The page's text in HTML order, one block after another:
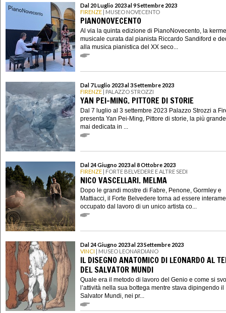
Dal 20 Luglio 2023 al 9 Settembre 2023
FIRENZE | MUSEO NOVECENTO
PIANONOVECENTO
Al via la quinta edizione di PianoNovecento, la
musicale curata dal pianista Riccardo Sandiford e
alla musica pianistica del XX seco...
Dal 7 Luglio 2023 al 3 Settembre 2023
FIRENZE | PALAZZO STROZZI
YAN PEI-MING. PITTORE DI STORIE
Dal 7 luglio al 3 settembre 2023 Palazzo Strozzi a
presenta Yan Pei-Ming, Pittore di storie, la più
mai dedicata in ...
Dal 24 Giugno 2023 al 8 Ottobre 2023
FIRENZE | FORTE BELVEDERE E ALTRE SEDI
NICO VASCELLARI. MELMA
Dopo le grandi mostre di Fabre, Penone, Gormley e
Mattiacci, il Forte Belvedere torna ad essere
occupato dal lavoro di un unico artista co...
Dal 24 Giugno 2023 al 23 Settembre 2023
VINCI | MUSEO LEONARDIANO
IL DISEGNO ANATOMICO DI LEONARDO AL
DEL SALVATOR MUNDI
Quale era il metodo di lavoro del Genio e come si
l’attività nella sua bottega mentre stava dipingendo il
Salvator Mundi, nei pr...